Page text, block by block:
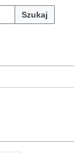
Szukaj